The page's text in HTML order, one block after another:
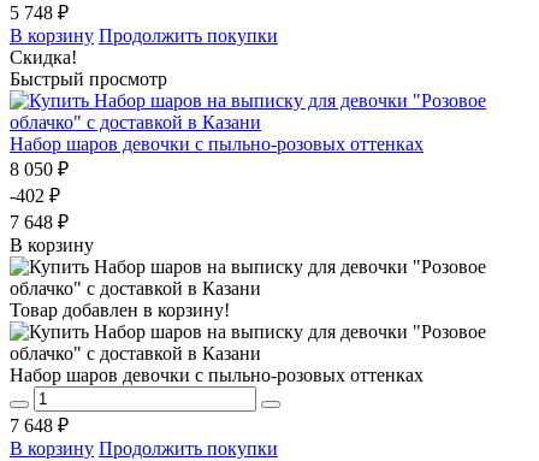
5 748 ₽
В корзину Продолжить покупки
Скидка!
Быстрый просмотр
Набор шаров девочки с пыльно-розовых оттенках
8 050 ₽
-402 ₽
7 648 ₽
В корзину
Товар добавлен в корзину!
Набор шаров девочки с пыльно-розовых оттенках
7 648 ₽
В корзину Продолжить покупки